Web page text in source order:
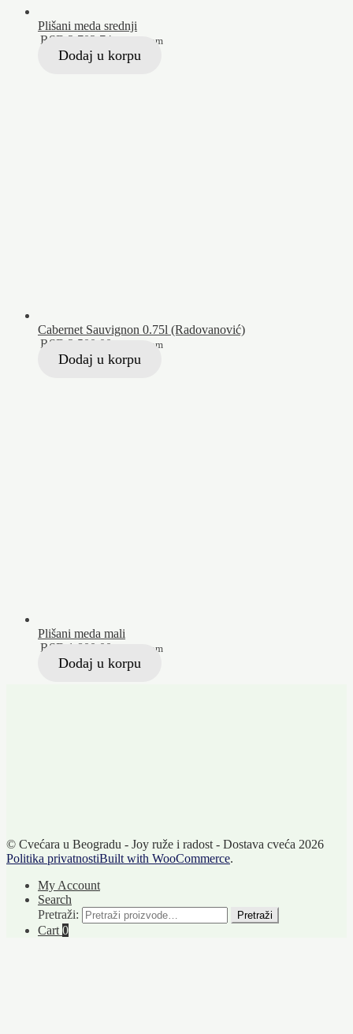
Plišani meda srednji
RSD 2.702,74 Sa PDV-om
Dodaj u korpu
Cabernet Sauvignon 0.75l (Radovanović)
RSD 2.500,00 Sa PDV-om
Dodaj u korpu
Plišani meda mali
RSD 1.800,00 Sa PDV-om
Dodaj u korpu
© Cvećara u Beogradu - Joy ruže i radost - Dostava cveća 2026
Politika privatnostiBuilt with WooCommerce.
My Account
Search
Pretraži:
Pretraži
Cart 0